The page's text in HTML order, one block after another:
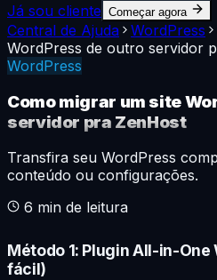
Já sou cliente Começar agora
Central de Ajuda WordPress
WordPress de outro servidor
WordPress
Como migrar um site
servidor pra ZenHost
Transfira seu WordPress
conteúdo ou configurações.
6 min de leitura
Método 1: Plugin All-in-One
fácil)